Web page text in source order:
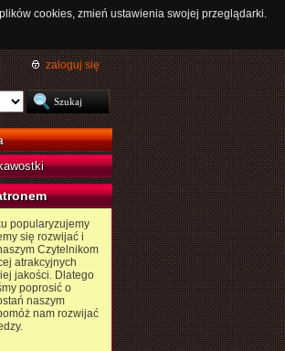
cookies, zmień ustawienia swojej przeglądarki.
zaloguj się
popularyzujemy
się rozwijać i
Czytelnikom
atrakcyjnych
jakości. Dlatego
poprosić o
naszym
nam rozwijać